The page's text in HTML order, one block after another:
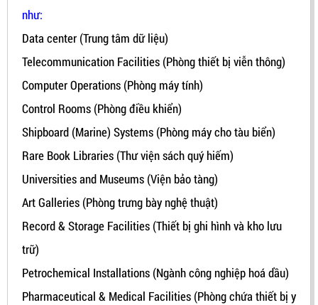
như:
Data center (Trung tâm dữ liệu)
Telecommunication Facilities (Phòng thiết bị viễn thông)
Computer Operations (Phòng máy tính)
Control Rooms (Phòng điều khiển)
Shipboard (Marine) Systems (Phòng máy cho tàu biển)
Rare Book Libraries (Thư viện sách quý hiếm)
Universities and Museums (Viện bảo tàng)
Art Galleries (Phòng trưng bày nghệ thuật)
Record & Storage Facilities (Thiết bị ghi hình và kho lưu
trữ)
Petrochemical Installations (Ngành công nghiệp hoá dầu)
Pharmaceutical & Medical Facilities (Phòng chứa thiết bị y